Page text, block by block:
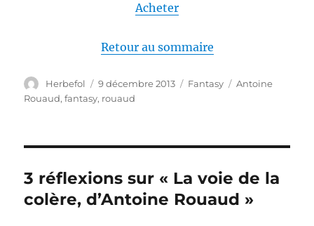
Acheter
Retour au sommaire
Auteur
Herbefol
Publié
le
9 décembre 2013 Catégories
Fantasy Étiquettes
Antoine
Rouaud,fantasy, rouaud
3 réflexions sur « La voie de la
colère, d’Antoine Rouaud »